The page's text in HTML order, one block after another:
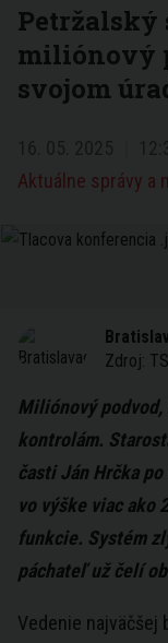
Petržalský
miliónový
svojom
Aktuálne správy a
Zdroj:
Miliónový
kontrolám.
časti Ján Hrčka
vo výške viac ako
funkcie. Systém
páchateľ už čelí
Vedenie